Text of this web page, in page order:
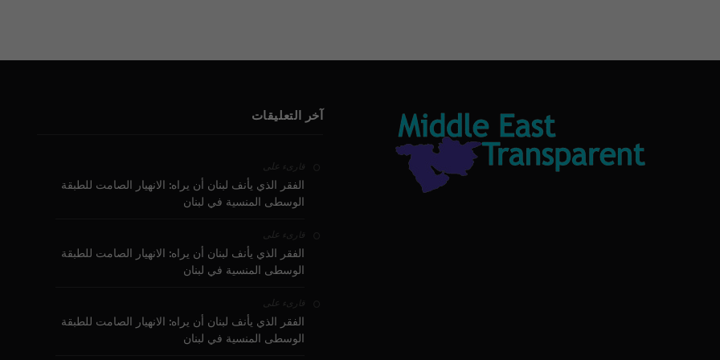
آخر التعليقات
قارىء على
الفقر الذي يأنف لبنان أن يراه: الانهيار الصامت للطبقة
الوسطى المنسية في لبنان
قارىء على
الفقر الذي يأنف لبنان أن يراه: الانهيار الصامت للطبقة
الوسطى المنسية في لبنان
قارىء على
الفقر الذي يأنف لبنان أن يراه: الانهيار الصامت للطبقة
الوسطى المنسية في لبنان